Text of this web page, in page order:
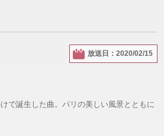
放送日：2020/02/15
で誕生した曲。パリの美しい風景とともに